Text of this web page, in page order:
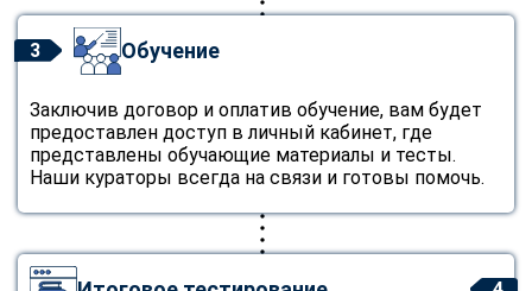
3 Обучение
Заключив договор и оплатив обучение, вам будет
предоставлен доступ в личный кабинет, где
представлены обучающие материалы и тесты.
Наши кураторы всегда на связи и готовы помочь.